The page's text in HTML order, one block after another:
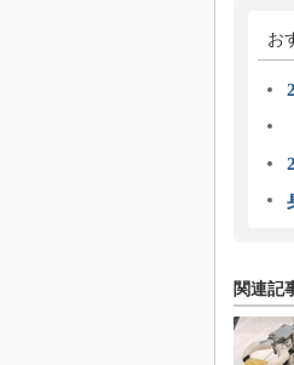
お
関連記